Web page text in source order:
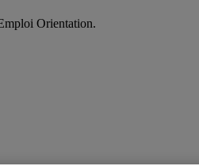
Orientation.